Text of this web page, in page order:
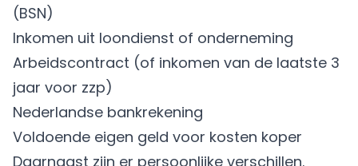
(BSN)
Inkomen uit loondienst of onderneming
Arbeidscontract (of inkomen van de laatste 3
jaar voor zzp)
Nederlandse bankrekening
Voldoende eigen geld voor kosten koper
Daarnaast zijn er persoonlijke verschillen.